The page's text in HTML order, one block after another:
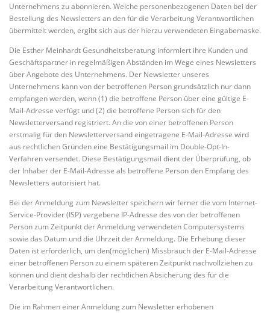
Unternehmens zu abonnieren. Welche personenbezogenen Daten bei der
Bestellung des Newsletters an den für die Verarbeitung Verantwortlichen
übermittelt werden, ergibt sich aus der hierzu verwendeten Eingabemaske.
Die Esther Meinhardt Gesundheitsberatung informiert ihre Kunden und
Geschäftspartner in regelmäßigen Abständen im Wege eines Newsletters
über Angebote des Unternehmens. Der Newsletter unseres
Unternehmens kann von der betroffenen Person grundsätzlich nur dann
empfangen werden, wenn (1) die betroffene Person über eine gültige E-
Mail-Adresse verfügt und (2) die betroffene Person sich für den
Newsletterversand registriert. An die von einer betroffenen Person
erstmalig für den Newsletterversand eingetragene E-Mail-Adresse wird
aus rechtlichen Gründen eine Bestätigungsmail im Double-Opt-In-
Verfahren versendet. Diese Bestätigungsmail dient der Überprüfung, ob
der Inhaber der E-Mail-Adresse als betroffene Person den Empfang des
Newsletters autorisiert hat.
Bei der Anmeldung zum Newsletter speichern wir ferner die vom Internet-
Service-Provider (ISP) vergebene IP-Adresse des von der betroffenen
Person zum Zeitpunkt der Anmeldung verwendeten Computersystems
sowie das Datum und die Uhrzeit der Anmeldung. Die Erhebung dieser
Daten ist erforderlich, um den(möglichen) Missbrauch der E-Mail-Adresse
einer betroffenen Person zu einem späteren Zeitpunkt nachvollziehen zu
können und dient deshalb der rechtlichen Absicherung des für die
Verarbeitung Verantwortlichen.
Die im Rahmen einer Anmeldung zum Newsletter erhobenen